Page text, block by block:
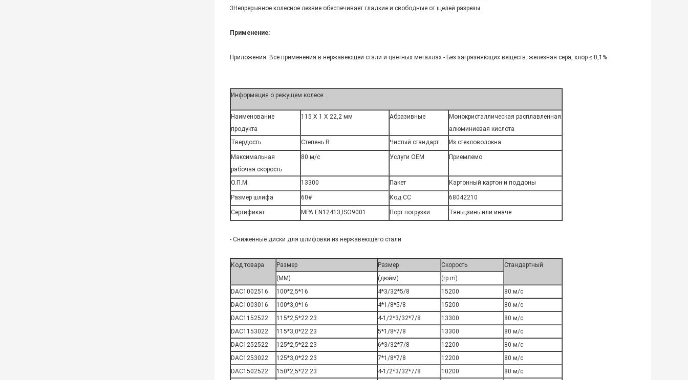
3Непрерывное колесное лезвие обеспечивает гладкие и свободные от щелей разрезы
Применение:
Приложения: Все применения в нержавеющей стали и цветных металлах - Без загрязняющих веществ: железная сера, хлор ≤ 0,1%
Информация о режущем колесе:
Наименование
продукта
115 X 1 X 22,2 мм Абразивные
Монокристаллическая расплавленная
алюминиевая кислота
Твердость
Степень R Чистый стандарт Из стекловолокна
Максимальная
рабочая скорость
80 м/с Услуги OEM Приемлемо
О.П.М. 13300 Пакет Картонный картон и поддоны
Размер шлифа 60# Код СС 68042210
Сертификат MPA EN12413,ISO9001 Порт погрузки Тяньцзинь или иначе
- Сниженные диски для шлифовки из нержавеющего стали
Код товара Размер Размер Скорость
Стандартный
(MM)
(дюйм)
(rp.m)
DAC1002516
100*2,5*16 4*3/32*5/8 15200
80 м/с
DAC1003016
100*3,0*16 4*1/8*5/8 15200
80 м/с
DAC1152522
115*2,5*22.23 4-1/2*3/32*7/8 13300
80 м/с
DAC1153022
115*3,0*22.23 5*1/8*7/8 13300
80 м/с
DAC1252522
125*2,5*22.23 6*3/32*7/8 12200
80 м/с
DAC1253022
125*3,0*22.23 7*1/8*7/8 12200
80 м/с
DAC1502522
150*2,5*22.23 4-1/2*3/32*7/8 10200
80 м/с